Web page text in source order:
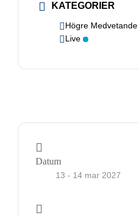
KATEGORIER
Högre Medvetande
Live
Datum
13 - 14 mar 2027
fungera.
För att vi ska
funktionalitet
uppbyggnad,
baserat på
används.